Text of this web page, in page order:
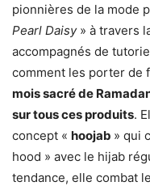
pionnières de la mode
Pearl Daisy » à travers
accompagnés de
comment les porter de
mois sacré de
sur tous ces produits.
concept « hoojab » qui
hood » avec le hijab
tendance, elle combat